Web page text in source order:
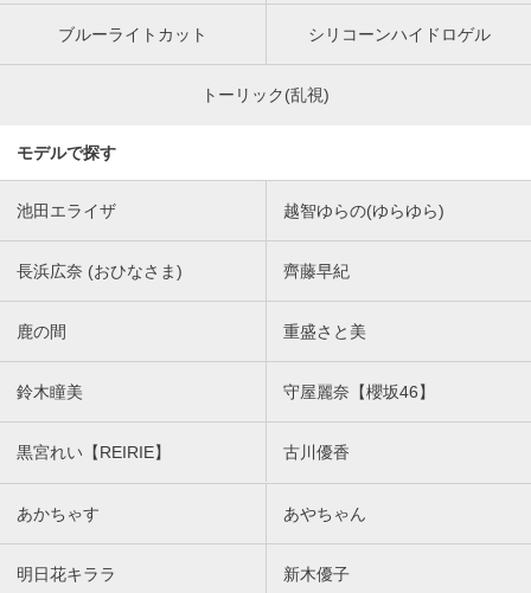
ブルーライトカット シリコーンハイドロゲル
トーリック(乱視)
モデルで探す
池田エライザ 越智ゆらの(ゆらゆら)
長浜広奈 (おひなさま) 齊藤早紀
鹿の間 重盛さと美
鈴木瞳美 守屋麗奈【櫻坂46】
黒宮れい【REIRIE】 古川優香
あかちゃす あやちゃん
明日花キララ 新木優子